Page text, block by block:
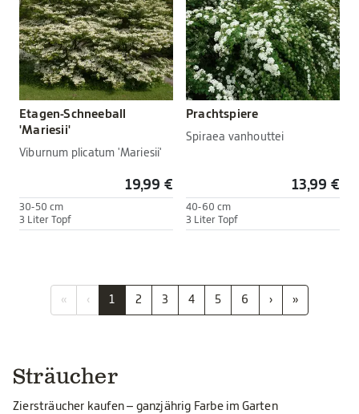
Etagen-Schneeball
'Mariesii'
Viburnum plicatum 'Mariesii'
19,99 €
30-50 cm
3 Liter Topf
Prachtspiere
Spiraea vanhouttei
13,99 €
40-60 cm
3 Liter Topf
« ‹ 1 2 3 4 5 6 › »
Sträucher
Ziersträucher kaufen – ganzjährig Farbe im Garten